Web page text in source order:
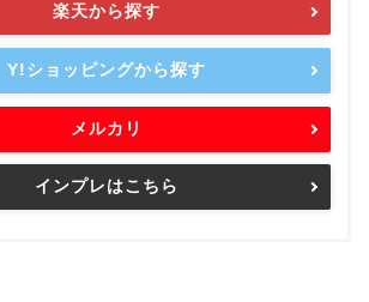
楽天から探す
Y!ショッピングから探す
メルカリ
インプレはこちら